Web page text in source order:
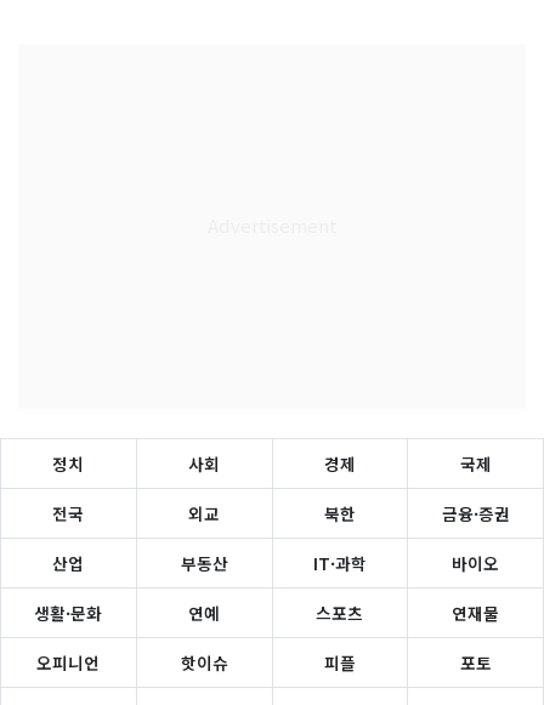
정치 사회 경제 국제
전국 외교 북한 금융·증권
산업 부동산 IT·과학 바이오
생활·문화 연예 스포츠 연재물
오피니언 핫이슈 피플 포토